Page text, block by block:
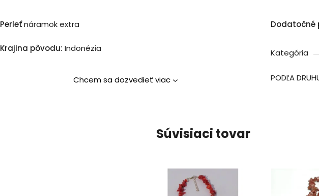
Perleťnáramok extra
Krajina pôvodu: Indonézia
Chcem sa dozvedieť viac
Dodatočné
Kategória
PODĽA
Súvisiaci tovar